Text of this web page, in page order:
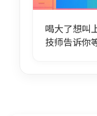
喝大了想叫
技师告诉你